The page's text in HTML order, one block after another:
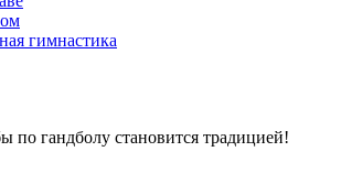
гимнастика
по гандболу становится традицией!